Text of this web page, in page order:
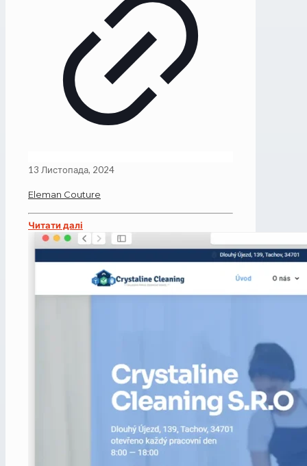
13 Листопада, 2024
Eleman Couture
Читати далі